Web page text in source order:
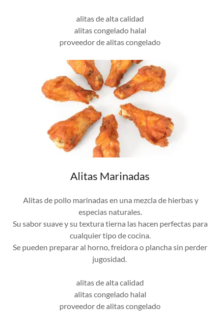
alitas de alta calidad
alitas congelado halal
proveedor de alitas congelado
Alitas Marinadas
Alitas de pollo marinadas en una mezcla de hierbas y
especias naturales.
Su sabor suave y su textura tierna las hacen perfectas para
cualquier tipo de cocina.
Se pueden preparar al horno, freidora o plancha sin perder
jugosidad.
alitas de alta calidad
alitas congelado halal
proveedor de alitas congelado